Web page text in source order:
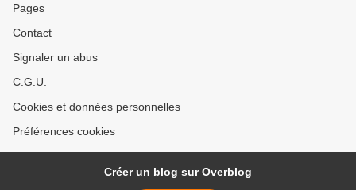
Pages
Contact
Signaler un abus
C.G.U.
Cookies et données personnelles
Préférences cookies
Créer un blog sur Overblog